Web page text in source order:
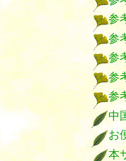
参
参
参
参
参
中
お
本